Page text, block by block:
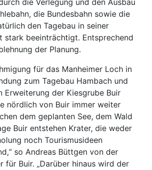
die Verlegung und den Ausbau
die Bundesbahn sowie die
den Tagebau in seiner
stark beeinträchtigt. Entsprechend
der Planung.
für das Manheimer Loch in
zum Tagebau Hambach und
Erweiterung der Kiesgrube Buir
nördlich von Buir immer weiter
dem geplanten See, dem Wald
Buir entstehen Krater, die weder
noch Tourismusideen
so Andreas Büttgen von der
für Buir. „Darüber hinaus wird der